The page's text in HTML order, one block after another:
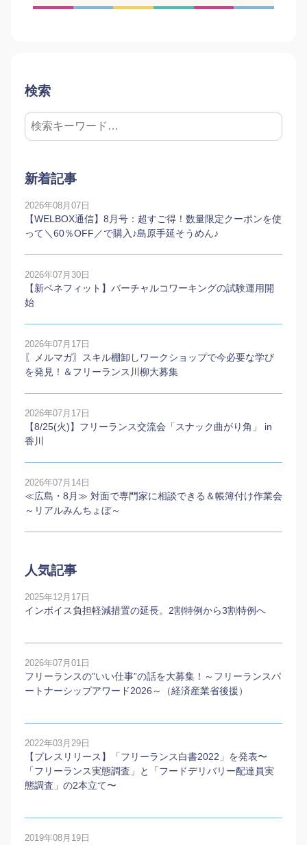
検索
新着記事
2026年08月07日
【WELBOX通信】8月号：超すご得！数量限定クーポンを使
って＼60％OFF／で購入♪島原手延そうめん♪
2026年07月30日
【新ベネフィット】バーチャルコワーキングの試験運用開
始
2026年07月17日
〖メルマガ〗スキル棚卸しワークショップで今必要な学び
を発見！＆フリーランス川柳大募集
2026年07月17日
【8/25(火)】フリーランス交流会「スナック曲がり角」 in
香川
2026年07月14日
≪広島・8月≫ 対面で専門家に相談できる＆帳簿付け作業会
～リアルみんちょぼ～
人気記事
2025年12月17日
インボイス負担軽減措置の延長。2割特例から3割特例へ
2026年07月01日
フリーランスの”いい仕事”の話を大募集！～フリーランスパ
ートナーシップアワード2026～（経済産業省後援）
2022年03月29日
【プレスリリース】「フリーランス白書2022」を発表〜
「フリーランス実態調査」と「フードデリバリー配達員実
態調査」の2本⽴て〜
2019年08月19日